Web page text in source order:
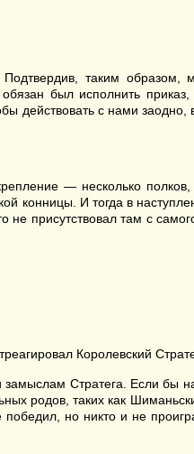
таким образом,
был исполнить
действовать с нами заодно,
— несколько
конницы. И тогда в
присутствовал там с
Королевский
Стратега. Если бы
родов, таких как
но никто и не